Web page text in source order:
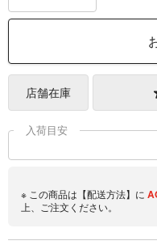
店舗在庫
入荷目安
※ この商品は【配送方法】に
上、ご注文ください。